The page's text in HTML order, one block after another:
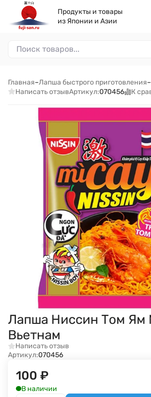
Продукты и товары
из Японии и Азии
Главная–Лапша быстрого приготовления–
Написать отзывАртикул:070456 К
Лапша Ниссин Том Ям
Вьетнам
Написать отзыв
Артикул:070456
100 ₽
В наличии